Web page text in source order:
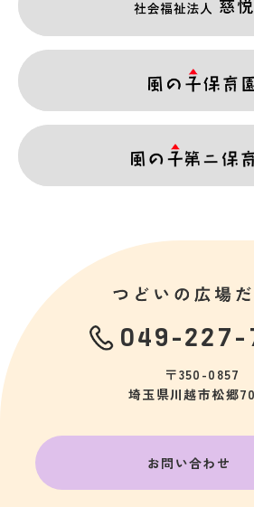
049-227-
〒350-0857
埼玉県川越市松郷
お問い合わせ